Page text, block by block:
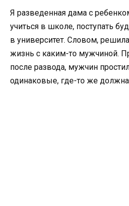
Я разведенная дама с
учиться в школе, поступать
в университет. Словом,
жизнь с каким-то мужчиной.
после развода, мужчин
одинаковые, где-то же